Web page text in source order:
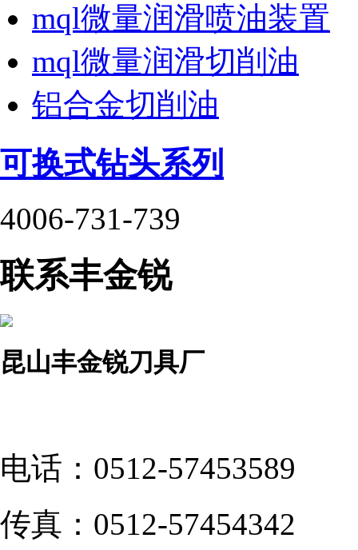
mql微量润滑喷油装置
mql微量润滑切削油
铝合金切削油
可换式钻头系列
4006-731-739
联系丰金锐
昆山丰金锐刀具厂
电话： 0512-57453589
传真： 0512-57454342